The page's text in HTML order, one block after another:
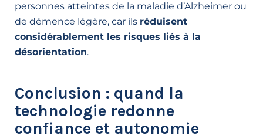
personnes atteintes de la maladie d’Alzheimer ou
de démence légère, car ils réduisent
considérablement les risques liés à la
désorientation.
Conclusion : quand la
technologie redonne
confiance et autonomie